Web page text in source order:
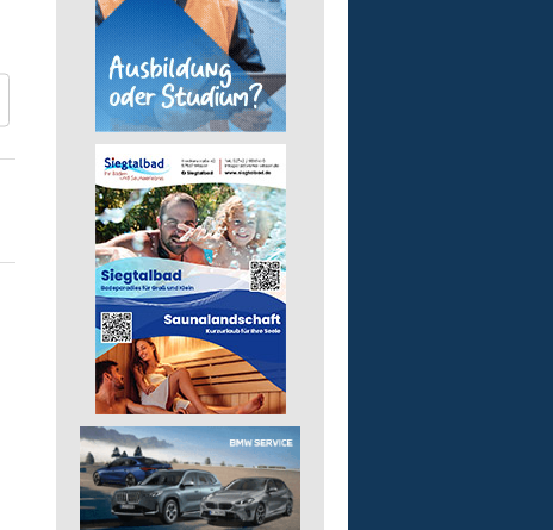
Gruppenleitung (m/w/
Werkstatt
Lebenshilfe im Landkreis
GmbH
57632 Flammersfeld